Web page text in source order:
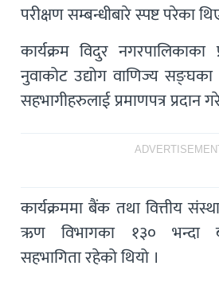
परीक्षण सम्बन्धीबारे स्पष्ट परेका
कार्यक्रम विदुर
नुवाकोट उद्योग वाणिज्य सङ्घका
सहभागीहरुलाई प्रमाणपत्र प्रदान
कार्यक्रममा बैंक तथा वित्तीय
ऋण विभागका १३० भन्दा
सहभागिता रहेको थियो ।